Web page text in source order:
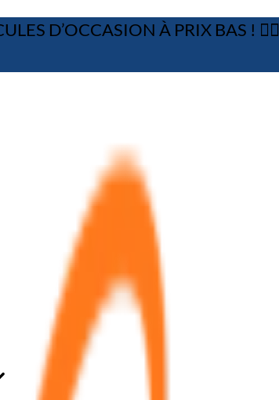
D’OCCASION À PRIX BAS ! 👉🏼